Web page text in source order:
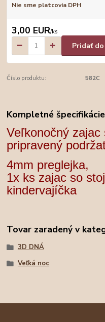
Nie sme platcovia DPH
3,00 EUR/ks
Pridať
Číslo produktu: 582C
Kompletné špecifikácie
Veľkonočný zajac
pripravený
4mm preglejka,
1x ks zajac so
kindervajíčka
Tovar zaradený v
3D DNÁ
Veľká noc